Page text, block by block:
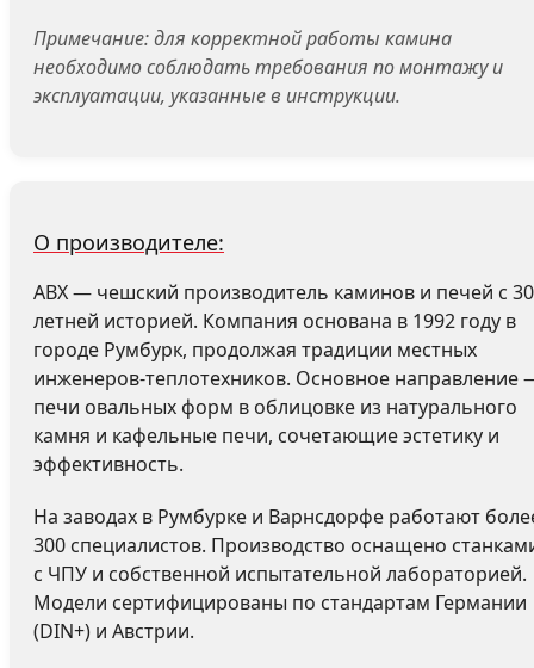
Примечание: для корректной работы камина
необходимо соблюдать требования по монтажу и
эксплуатации, указанные в инструкции.
О производителе:
ABX — чешский производитель каминов и печей с
летней историей. Компания основана в 1992 году в
городе Румбурк, продолжая традиции местных
инженеров-теплотехников. Основное направление
печи овальных форм в облицовке из натурального
камня и кафельные печи, сочетающие эстетику и
эффективность.
На заводах в Румбурке и Варнсдорфе работают
300 специалистов. Производство оснащено
с ЧПУ и собственной испытательной лабораторией.
Модели сертифицированы по стандартам Германии
(DIN+) и Австрии.